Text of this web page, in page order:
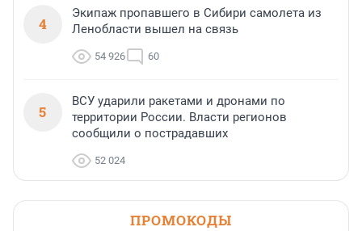
4
Экипаж пропавшего в Сибири самолета из
Ленобласти вышел на связь
54 926 60
5
ВСУ ударили ракетами и дронами по
территории России. Власти регионов
сообщили о пострадавших
52 024
ПРОМОКОДЫ